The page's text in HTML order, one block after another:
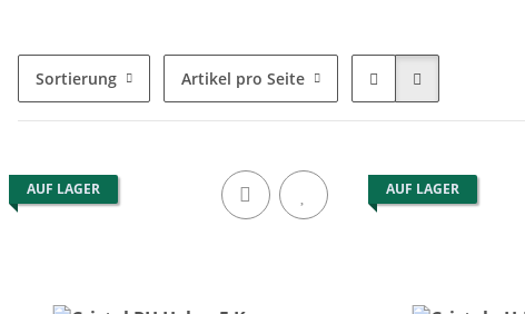
Sortierung Artikel pro Seite
AUF LAGER AUF LAGER